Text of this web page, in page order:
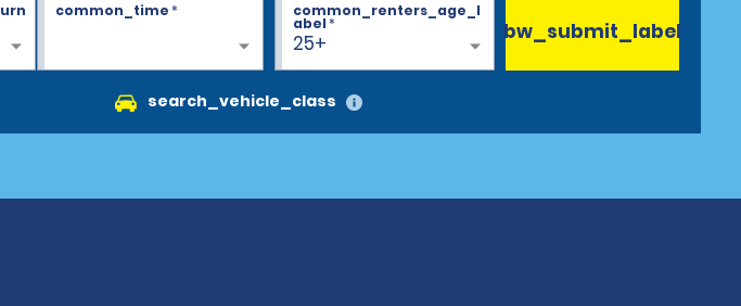
common_time*
25+
common_renters_age_l
abel*
search_vehicle_class
bw_submit_label